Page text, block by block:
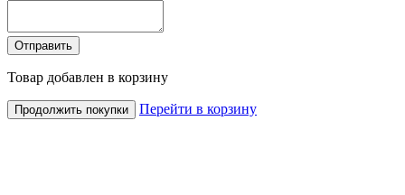
Товар добавлен в корзину
Продолжить покупки Перейти в корзину